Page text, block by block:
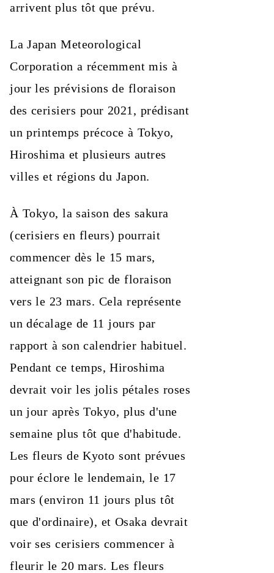
arrivent plus tôt que prévu.
La Japan Meteorological
Corporation a récemment mis à
jour les prévisions de floraison
des cerisiers pour 2021, prédisant
un printemps précoce à Tokyo,
Hiroshima et plusieurs autres
villes et régions du Japon.
À Tokyo, la saison des sakura
(cerisiers en fleurs) pourrait
commencer dès le 15 mars,
atteignant son pic de floraison
vers le 23 mars. Cela représente
un décalage de 11 jours par
rapport à son calendrier habituel.
Pendant ce temps, Hiroshima
devrait voir les jolis pétales roses
un jour après Tokyo, plus d'une
semaine plus tôt que d'habitude.
Les fleurs de Kyoto sont prévues
pour éclore le lendemain, le 17
mars (environ 11 jours plus tôt
que d'ordinaire), et Osaka devrait
voir ses cerisiers commencer à
fleurir le 20 mars. Les fleurs